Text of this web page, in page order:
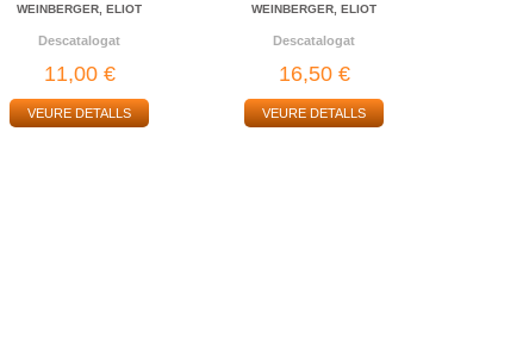
WEINBERGER, ELIOT
Descatalogat
11,00 €
VEURE DETALLS
WEINBERGER, ELIOT
Descatalogat
16,50 €
VEURE DETALLS